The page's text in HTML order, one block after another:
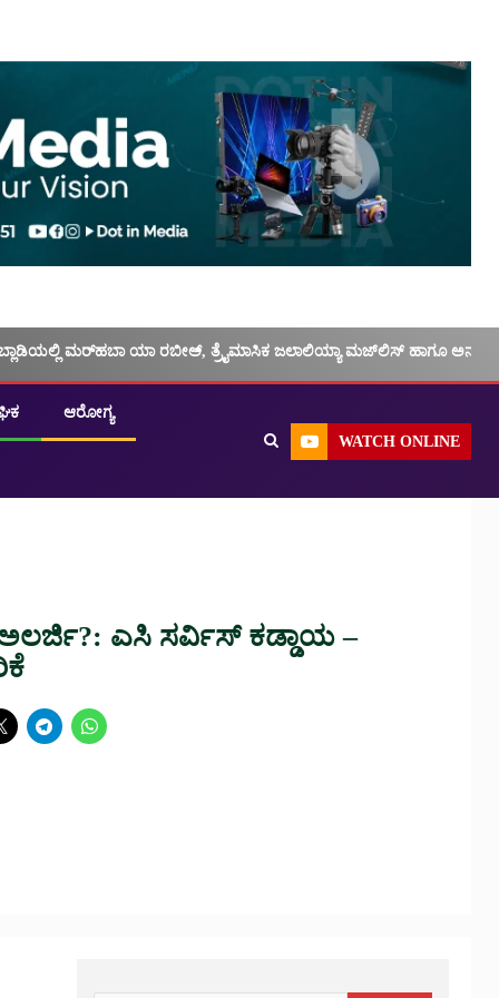
ಮರ್‌‌ಹಬಾ ಯಾ ರಬೀಅ್, ತ್ರೈಮಾಸಿಕ ಜಲಾಲಿಯ್ಯಾ ಮಜ್‌‌ಲಿಸ್‌‌ ಹಾಗೂ
ಆರೋಗ್ಯ
WATCH ONLINE
ಎಸಿ ಸರ್ವಿಸ್ ಕಡ್ಡಾಯ –